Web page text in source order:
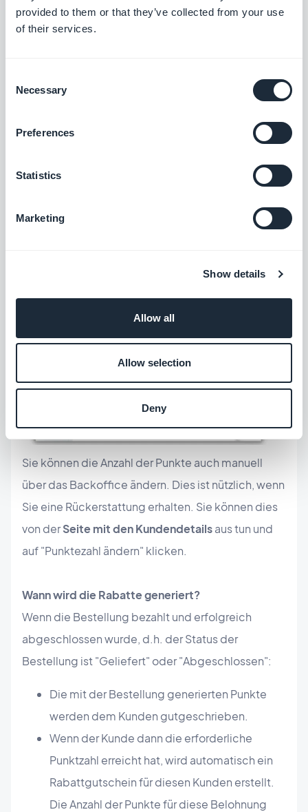
provided to them or that they’ve collected from your use
of their services.
Selection
Necessary
Preferences
Statistics
Marketing
Show details
Allow all
Allow selection
Deny
verschickt werden.
Auf der Registerkarte Belohnung
Name der Belohnung
die Belohnung zu erhalten
Prozentsatz)
Nutzungsbedingungen (keine, Bestellbetrag
Sie können die Anzahl der Punkte auch manuell
über das Backoffice ändern. Dies ist nützlich, wenn
Sie eine Rückerstattung erhalten. Sie können dies
von derSeite mit den Kundendetailsaus tun und
auf "Punktezahl ändern" klicken.
Wann wird die Rabatte generiert?
Wenn die Bestellung bezahlt und erfolgreich
abgeschlossen wurde, d.h. der Status der
Bestellung ist "Geliefert" oder "Abgeschlossen":
Die mit der Bestellung generierten Punkte
werden dem Kunden gutgeschrieben.
Wenn der Kunde dann die erforderliche
Punktzahl erreicht hat, wird automatisch ein
Rabattgutschein für diesen Kunden erstellt.
Die Anzahl der Punkte für diese Belohnung